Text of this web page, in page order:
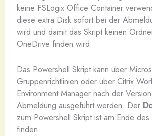
keine FSLogix Office Container
diese extra Disk sofort bei der
wird und damit das Skript keinen
OneDrive finden wird.
Das Powershell Skript kann über
Gruppenrichtlinien oder über Citrix
Environment Manager nach der
Abmeldung ausgeführt werden. Der
zum Powershell Skript ist am Ende
finden.